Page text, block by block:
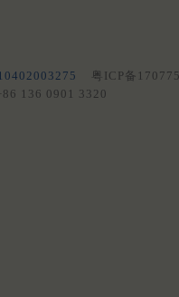
粤ICP备
136 0901 3320